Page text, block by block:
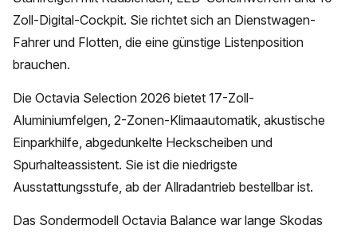
Zoll-Digital-Cockpit. Sie richtet sich an Dienstwagen-
Fahrer und Flotten, die eine günstige Listenposition
brauchen.
Die Octavia Selection 2026 bietet 17-Zoll-
Aluminiumfelgen, 2-Zonen-Klimaautomatik, akustische
Einparkhilfe, abgedunkelte Heckscheiben und
Spurhalteassistent. Sie ist die niedrigste
Ausstattungsstufe, ab der Allradantrieb bestellbar ist.
Das Sondermodell Octavia Balance war lange Skodas